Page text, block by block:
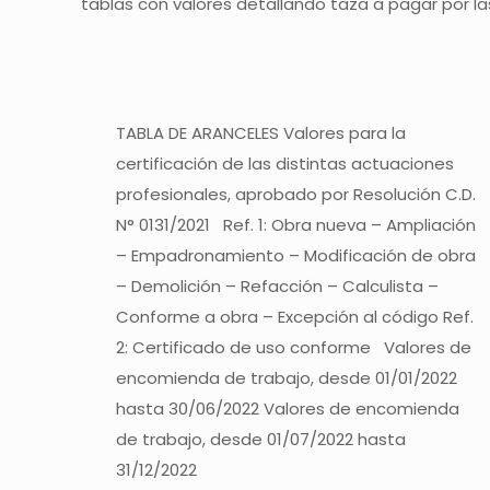
TABLA DE ARANCELES Valores para la
certificación de las distintas actuaciones
profesionales, aprobado por Resolución C.D.
N° 0131/2021 Ref. 1: Obra nueva – Ampliación
– Empadronamiento – Modificación de obra
– Demolición – Refacción – Calculista –
Conforme a obra – Excepción al código Ref.
2: Certificado de uso conforme Valores de
encomienda de trabajo, desde 01/01/2022
hasta 30/06/2022 Valores de encomienda
de trabajo, desde 01/07/2022 hasta
31/12/2022